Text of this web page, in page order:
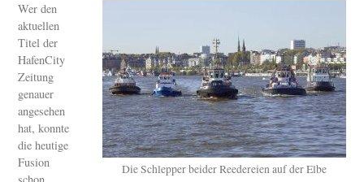
Die Schlepper beider Reedereien auf der Elbe
Wer den
aktuellen
Titel der
HafenCity
Zeitung
genauer
angesehen
hat, konnte
die heutige
Fusion